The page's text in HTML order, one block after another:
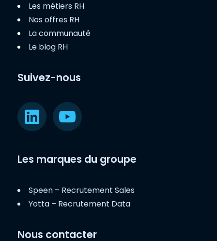
Les métiers RH
Nos offres RH
La communauté
Le blog RH
Suivez-nous
Les marques du groupe
Speen – Recrutement Sales
Yotta – Recrutement Data
Nous contacter